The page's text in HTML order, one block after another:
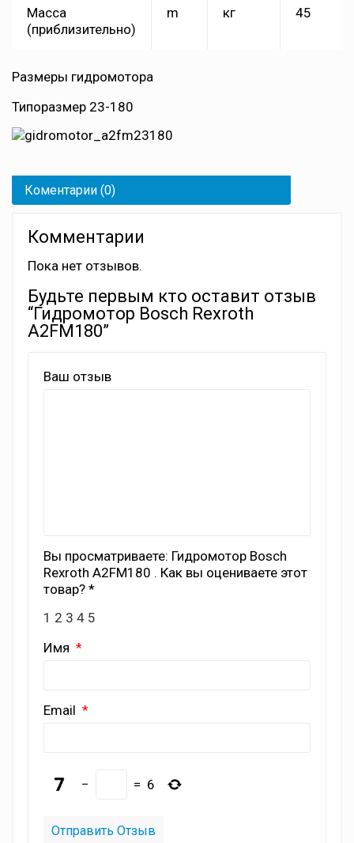
Масса
(приблизительно)
m кг 45
Размеры гидромотора
Типоразмер 23-180
Коментарии (0)
Комментарии
Пока нет отзывов.
Будьте первым кто оставит отзыв
“Гидромотор Bosch Rexroth
A2FM180”
Ваш отзыв
Вы просматриваете: Гидромотор Bosch
Rexroth A2FM180 . Как вы оцениваете этот
товар? *
1 2 3 4 5
Имя
Email
− = 6